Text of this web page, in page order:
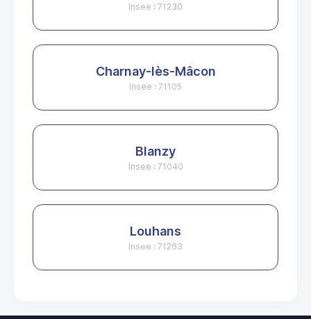
Insee : 71230
Charnay-lès-Mâcon
Insee : 71105
Blanzy
Insee : 71040
Louhans
Insee : 71263